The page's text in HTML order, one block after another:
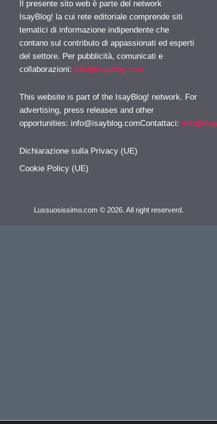
Il presente sito web è parte del network
IsayBlog! la cui rete editoriale comprende siti
tematici di informazione indipendente che
contano sul contributo di appassionati ed esperti
del settore. Per pubblicità, comunicati e
collaborazioni: info@isayblog.com
This website is part of the IsayBlog! network. For
advertising, press releases and other
opportunities: info@isayblog.comContattaci:
Dichiarazione sulla Privacy (UE)
Cookie Policy (UE)
Lussuosissimo.com © 2026. All right reserverd.